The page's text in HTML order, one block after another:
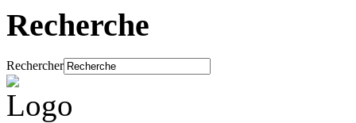
Recherche
Rechercher